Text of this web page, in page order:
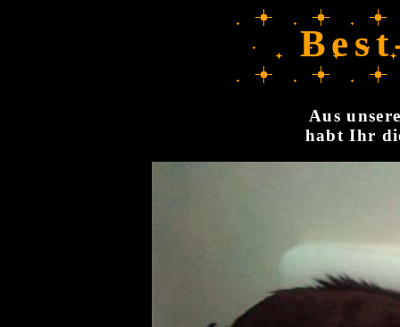
Aus
habt Ihr